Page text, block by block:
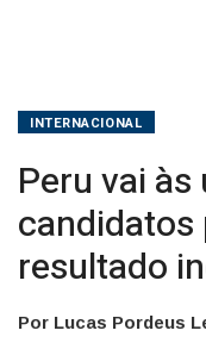
INTERNACIONAL
Peru vai
candidatos
resultado
Por Lucas Pordeus